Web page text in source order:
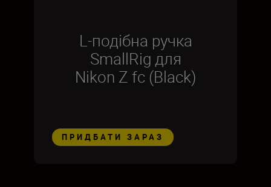
L-подібна ручка
SmallRig для
Nikon Z fc (Black)
ПРИДБАТИ ЗАРАЗ